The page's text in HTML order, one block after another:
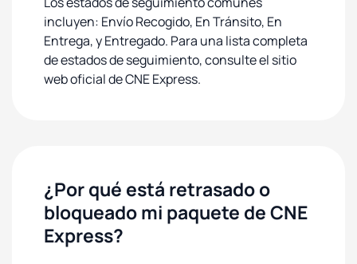
incluyen: Envío Recogido, En Tránsito, En
Entrega, y Entregado. Para una lista completa
de estados de seguimiento, consulte el sitio
web oficial de CNE Express.
¿Por qué está retrasado o
bloqueado mi paquete de CNE
Express?